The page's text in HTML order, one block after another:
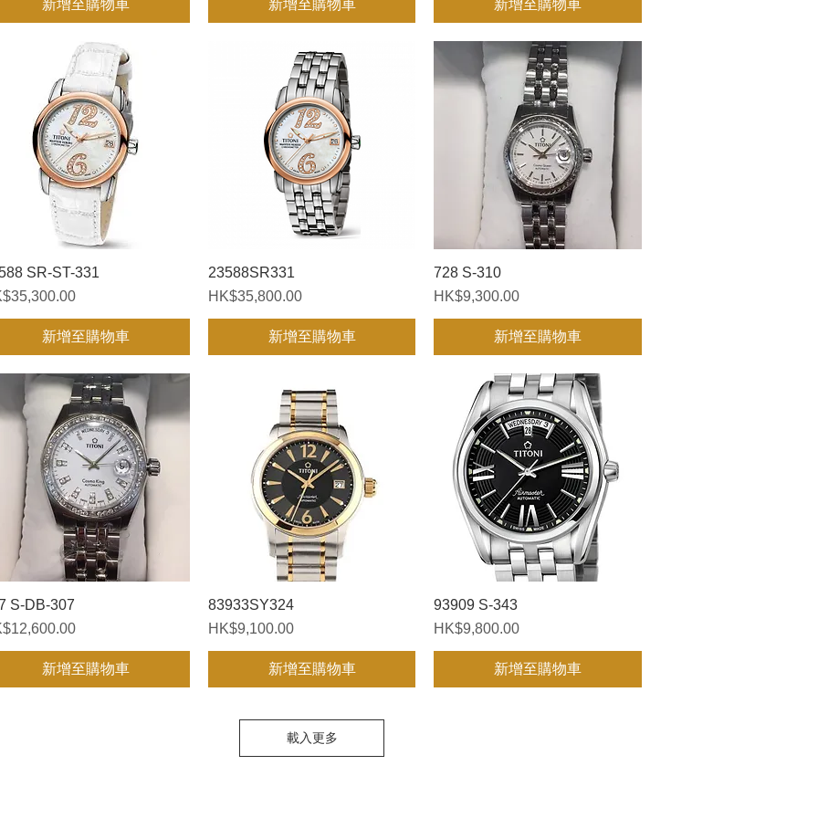
新增至購物車 新增至購物車 新增至購物車
快速瀏覽
SR-ST-331
新增至購物車
快速瀏覽
23588SR331
價格
HK$35,800.00
新增至購物車
728 S-310
價格
HK$9,300.00
新增至購物車
快速瀏覽
S-DB-307
新增至購物車
快速瀏覽
83933SY324
價格
HK$9,100.00
新增至購物車
快速瀏覽
93909 S-343
價格
HK$9,800.00
新增至購物車
載入更多